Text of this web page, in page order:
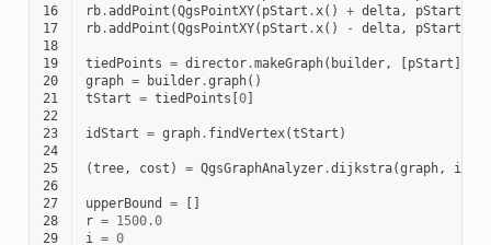
16
rb.addPoint (QgsPointXY( pStart .x() + delta, pStart
17
rb.addPoint (QgsPointXY( pStart .x() - delta, pStart
18
19
tiedPoints = director.makeGraph( builder, [pStart ])
20
graph = builder.graph()
21
tStart = tiedPoints [0]
22
23
idStart = graph. findVertex(tStart )
24
25
(tree, cost ) = QgsGraphAnalyzer.dijkstra(graph,
26
27
upperBound =
[]
28
r = 1500.0
29
i = 0